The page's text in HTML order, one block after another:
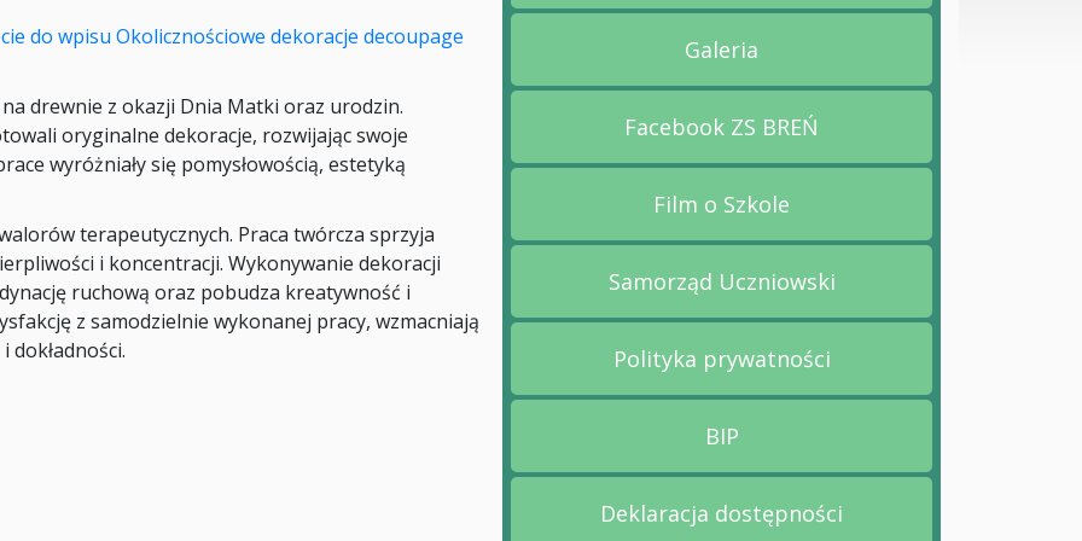
drewnie z okazji Dnia Matki oraz urodzin.
oryginalne dekoracje, rozwijając swoje
wyróżniały się pomysłowością, estetyką
terapeutycznych. Praca twórcza sprzyja
i koncentracji. Wykonywanie dekoracji
ruchową oraz pobudza kreatywność i
z samodzielnie wykonanej pracy, wzmacniają
dokładności.
Przejdź na stronę Galeria
Galeria
Przejdź na stronę Facebook ZS
Facebook ZS BREŃ
Przejdź na stronę Film o Szkole
Film o Szkole
Przejdź na stronę Samorząd
Samorząd Uczniowski
Przejdź na stronę Polityka
Polityka prywatności
Przejdź na stronę BIP
BIP
Przejdź na stronę Deklaracja
Deklaracja dostępności